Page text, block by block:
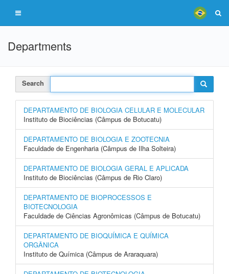
Departments
Search
DEPARTAMENTO DE BIOLOGIA CELULAR E MOLECULAR
Instituto de Biociências (Câmpus de Botucatu)
DEPARTAMENTO DE BIOLOGIA E ZOOTECNIA
Faculdade de Engenharia (Câmpus de Ilha Solteira)
DEPARTAMENTO DE BIOLOGIA GERAL E APLICADA
Instituto de Biociências (Câmpus de Rio Claro)
DEPARTAMENTO DE BIOPROCESSOS E
BIOTECNOLOGIA
Faculdade de Ciências Agronômicas (Câmpus de Botucatu)
DEPARTAMENTO DE BIOQUÍMICA E QUÍMICA
ORGÂNICA
Instituto de Química (Câmpus de Araraquara)